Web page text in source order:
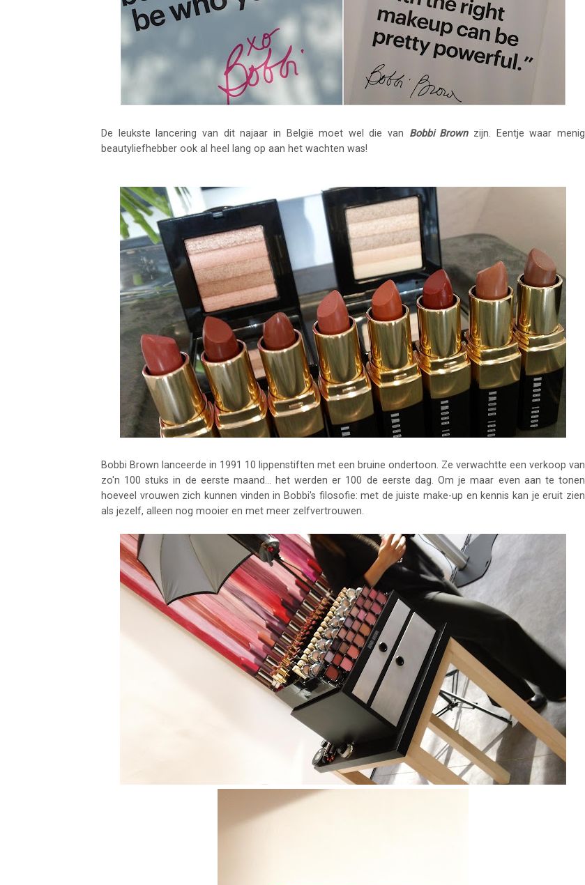
De leukste lancering van dit najaar in België moet wel die van Bobbi Brownzijn. Eentje waar menig
beautyliefhebber ook al heel lang op aan het wachten was!
Bobbi Brown lanceerde in 1991 10 lippenstiften met een bruine ondertoon. Ze verwachtte een verkoop van
zo'n 100 stuks in de eerste maand... het werden er 100 de eerste dag. Om je maar even aan te tonen
hoeveel vrouwen zich kunnen vinden in Bobbi's filosofie: met de juiste make-up en kennis kan je eruit zien
als jezelf, alleen nog mooier en met meer zelfvertrouwen.